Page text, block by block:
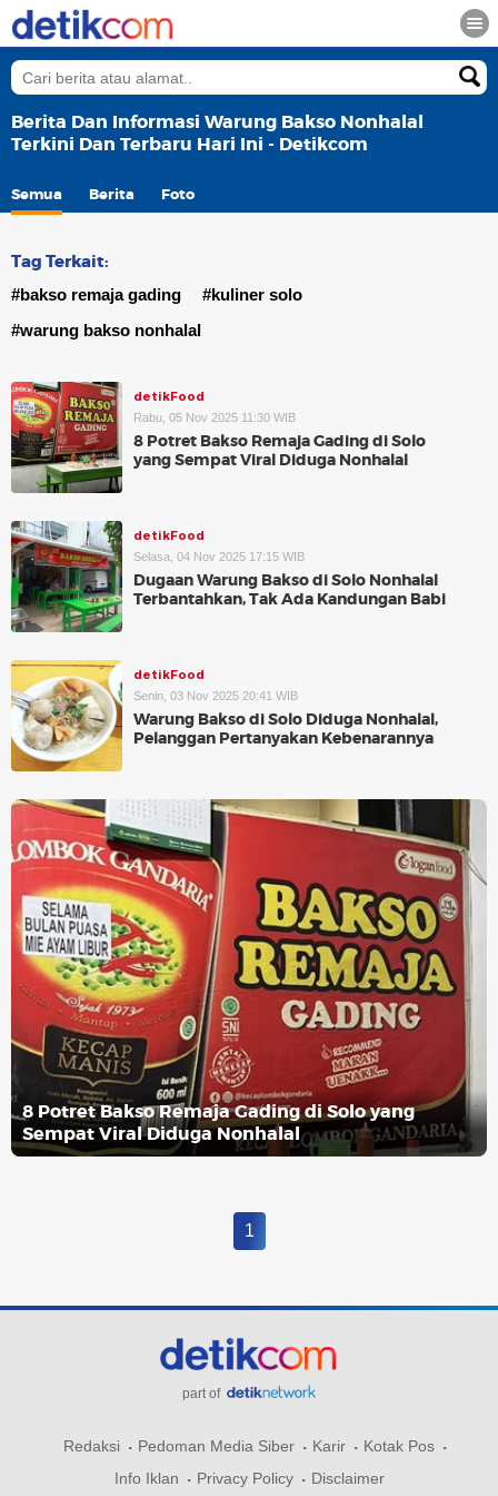
Berita Dan Informasi Warung Bakso Nonhalal
Terkini Dan Terbaru Hari Ini - Detikcom
Semua Berita Foto
Tag Terkait:
#bakso remaja gading
#kuliner solo
#warung bakso nonhalal
detikFood
Rabu, 05 Nov 2025 11:30 WIB
8 Potret Bakso Remaja Gading di Solo
yang Sempat Viral Diduga Nonhalal
detikFood
Selasa, 04 Nov 2025 17:15 WIB
Dugaan Warung Bakso di Solo Nonhalal
Terbantahkan, Tak Ada Kandungan Babi
detikFood
Senin, 03 Nov 2025 20:41 WIB
Warung Bakso di Solo Diduga Nonhalal,
Pelanggan Pertanyakan Kebenarannya
8 Potret Bakso Remaja Gading di Solo yang
Sempat Viral Diduga Nonhalal
1
part of
Redaksi Pedoman Media Siber Karir
Kotak Pos
Info Iklan
Privacy Policy Disclaimer